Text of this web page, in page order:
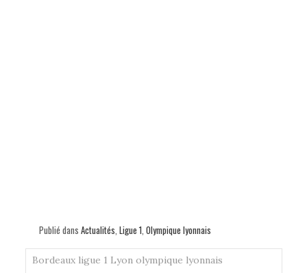
Publié dans Actualités Ligue 1 Olympique lyonnais
Bordeaux ligue 1 Lyon olympique lyonnais